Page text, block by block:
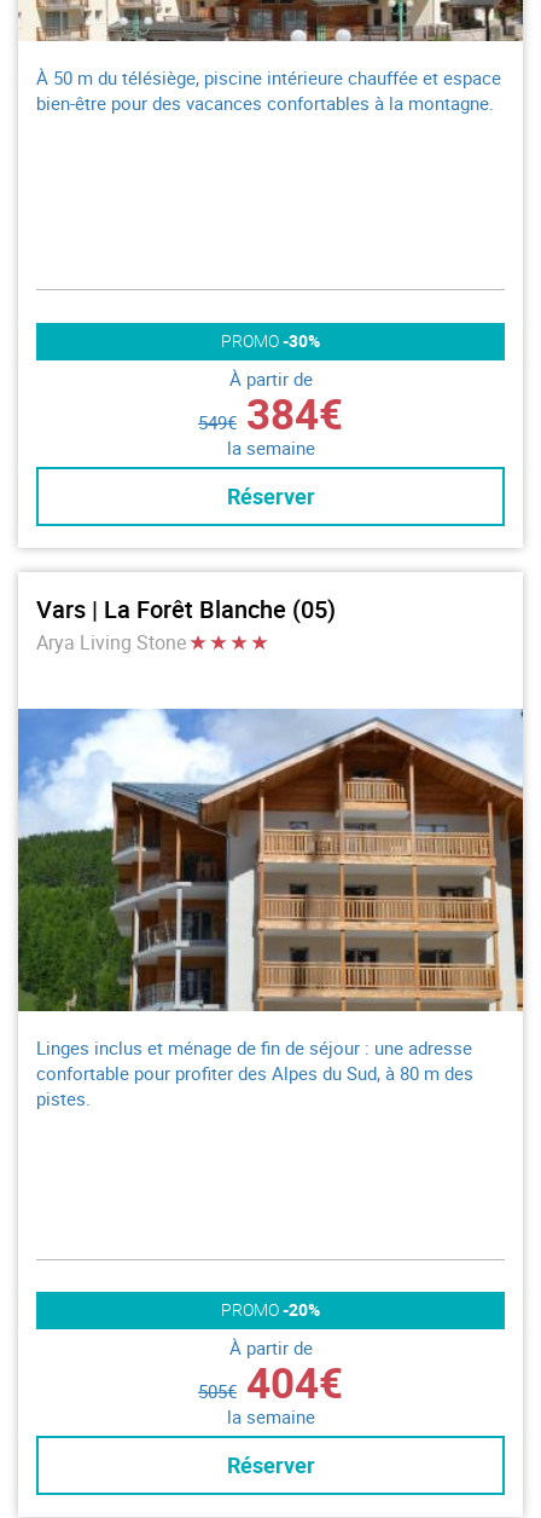
À 50 m du télésiège, piscine intérieure chauffée et espace
bien-être pour des vacances confortables à la montagne.
PROMO-30%
À partir de
549€ 384€
la semaine
Réserver
Vars | La Forêt Blanche (05)
Arya Living Stone
Linges inclus et ménage de fin de séjour : une adresse
confortable pour profiter des Alpes du Sud, à 80 m des
pistes.
PROMO-20%
À partir de
505€ 404€
la semaine
Réserver